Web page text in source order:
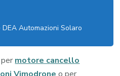
Automazioni Solaro
motore cancello